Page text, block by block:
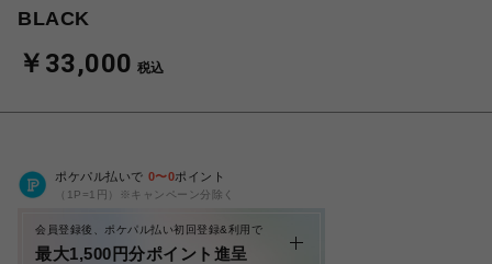
BLACK
￥33,000 税込
ポケパル払いで 0〜0ポイント
（1P=1円）※キャンペーン分除く
会員登録後、ポケパル払い初回登録&利用で
最大1,500円分ポイント進呈